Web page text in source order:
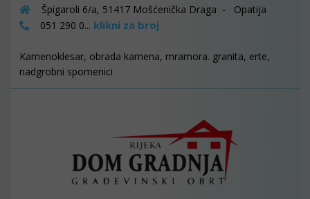
Špigaroli 6/a, 51417 Mošćenička Draga - Opatija
051 290 0... klikni za broj
Kamenoklesar, obrada kamena, mramora. granita, erte,
nadgrobni spomenici